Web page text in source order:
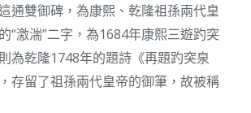
通雙御碑，為康熙、乾隆祖孫兩代皇
“激湍”二字，為1684年康熙三遊趵突
為乾隆1748年的題詩《再題趵突泉
存留了祖孫兩代皇帝的御筆，故被稱